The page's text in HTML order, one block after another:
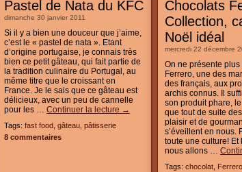
Pastel de Nata du KFC
dimanche 30 janvier 2011
Si il y a bien une douceur que j’aime,
c’est le « pastel de nata ». Etant
d’origine portugaise, je connais très
bien ce petit gâteau, qui fait partie de
la tradition culinaire du Portugal, au
même titre que le croissant en
France. Je le sais que ce gâteau est
délicieux, avec un peu de cannelle
pour les … Continuer la lecture →
Tags: fast food gâteau pâtisserie
8 commentaires
Chocolats
Collection,
Noël idéal
mercredi 22 décembre
On ne présente plus
Ferrero, une des
des français, aux
archis connus. Il
son produit phare,
que tout de suite
plaisir et de
s’éveillent en nous.
toute une culture! Et
nous allons …
Tags: chocolat Ferrero